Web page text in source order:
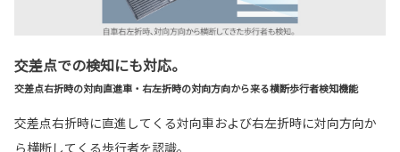
交差点での検知にも対応。
交差点右折時の対向直進車・右左折時の対向方向から来る横断歩行者検知機能
交差点右折時に直進してくる対向車および右左折時に対向方向か
ら横断してくる歩行者を認識。